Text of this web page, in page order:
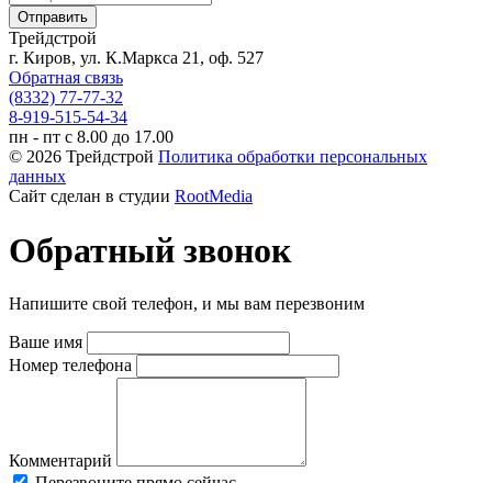
Трейдстрой
г. Киров, ул. К.Маркса 21, оф. 527
Обратная связь
(8332) 77-77-32
8-919-515-54-34
пн - пт с 8.00 до 17.00
© 2026 Трейдстрой Политика обработки персональных
данных
Сайт сделан в студии RootMedia
Обратный звонок
Напишите свой телефон, и мы вам перезвоним
Ваше имя
Номер телефона
Комментарий